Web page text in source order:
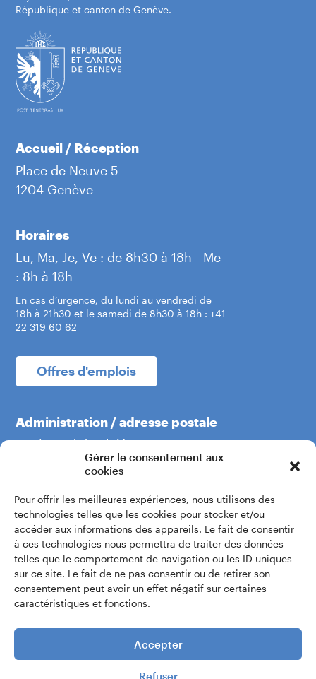
Gérer le consentement aux
cookies
Pour offrir les meilleures expériences, nous utilisons des
technologies telles que les cookies pour stocker et/ou
accéder aux informations des appareils. Le fait de consentir
à ces technologies nous permettra de traiter des données
telles que le comportement de navigation ou les ID uniques
sur ce site. Le fait de ne pas consentir ou de retirer son
consentement peut avoir un effet négatif sur certaines
caractéristiques et fonctions.
Accepter
Refuser
République et canton de Genève.
Accueil / Réception
Place de Neuve 5
1204 Genève
Horaires
Lu, Ma, Je, Ve : de 8h30 à 18h - Me
: 8h à 18h
En cas d’urgence, du lundi au vendredi de
18h à 21h30 et le samedi de 8h30 à 18h : +41
22 319 60 62
Offres d'emplois
Administration / adresse postale
Boulevard du Théâtre 5
1204 Genève
+41 22 319 60 60
Écrivez-nous
Accès intranet